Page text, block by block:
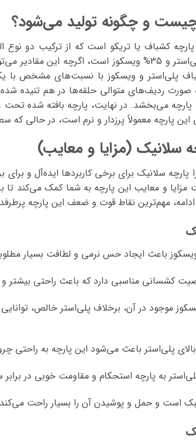
و چگونه تولید می‌شود؟
کشباف یا تریکو است که از ترکیب دو نوع
الیاف به صورت 65% پلی‌استر و 35% ویسکوز است،
پلی‌استر و ویسکوز با نسبت‌های مشخص با
صورت ردیف‌های متوالی حلقه‌ها در هم تنیده
پارچه می‌بخشد. در نهایت، پارچه بافته شده
پارچه معمولاً پرزدار و نرم است، در حالی
سلانیک (مزایا و معایب)
پارچه سلانیک برای برخی کاربردها ایده‌آل و
و معایب این پارچه به شما کمک می‌کند تا
مهم‌ترین نقاط قوت و ضعف این پارچه
باعث ایجاد حس نرمی و لطافت بسیار
کشسانی مناسبی دارد که باعث راحتی بیشتر
موجود در آن، برخلاف پلی‌استر خالص،
پلی‌استر باعث می‌شود این پارچه به راحتی
به پارچه استحکام و مقاومت خوبی در
است و حمل و پوشیدن آن را بسیار راحت